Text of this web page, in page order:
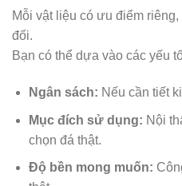
Mỗi vật liệu có ưu điểm
đối.
Bạn có thể dựa vào các yếu
Ngân sách: Nếu cần tiết
Mục đích sử dụng: Nội
chọn đá thật.
Độ bền mong muốn: